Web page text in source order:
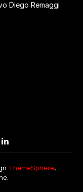
Diego Remaggi
LinkedIn
ThemeSphere,